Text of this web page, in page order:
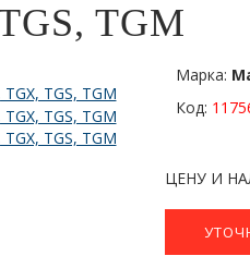
TGM
Марка:
Код:
ЦЕНУ И